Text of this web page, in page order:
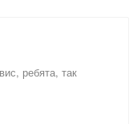
ребята, так